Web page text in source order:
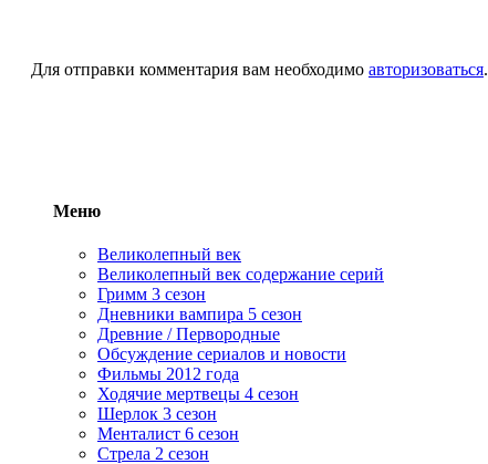
Для отправки комментария вам необходимо авторизоваться.
Меню
Великолепный век
Великолепный век содержание серий
Гримм 3 сезон
Дневники вампира 5 сезон
Древние / Первородные
Обсуждение сериалов и новости
Фильмы 2012 года
Ходячие мертвецы 4 сезон
Шерлок 3 сезон
Менталист 6 сезон
Стрела 2 сезон